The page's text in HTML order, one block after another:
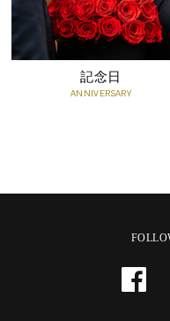
記念日
ANNIVERSARY